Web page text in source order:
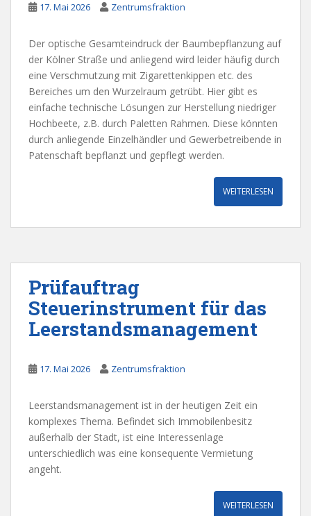
17. Mai 2026 Zentrumsfraktion
Der optische Gesamteindruck der Baumbepflanzung auf
der Kölner Straße und anliegend wird leider häufig durch
eine Verschmutzung mit Zigarettenkippen etc. des
Bereiches um den Wurzelraum getrübt. Hier gibt es
einfache technische Lösungen zur Herstellung niedriger
Hochbeete, z.B. durch Paletten Rahmen. Diese könnten
durch anliegende Einzelhändler und Gewerbetreibende in
Patenschaft bepflanzt und gepflegt werden.
WEITERLESEN
Prüfauftrag
Steuerinstrument für das
Leerstandsmanagement
17. Mai 2026 Zentrumsfraktion
Leerstandsmanagement ist in der heutigen Zeit ein
komplexes Thema. Befindet sich Immobilenbesitz
außerhalb der Stadt, ist eine Interessenlage
unterschiedlich was eine konsequente Vermietung
angeht.
WEITERLESEN